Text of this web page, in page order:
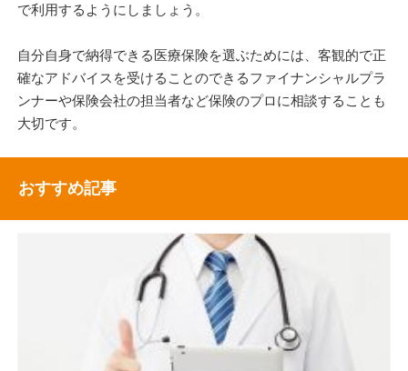
で利用するようにしましょう。
自分自身で納得できる医療保険を選ぶためには、客観的で正
確なアドバイスを受けることのできるファイナンシャルプラ
ンナーや保険会社の担当者など保険のプロに相談することも
大切です。
おすすめ記事